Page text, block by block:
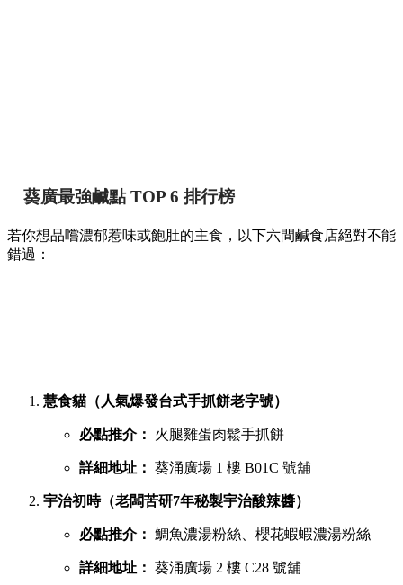
葵廣最強鹹點 TOP 6 排行榜
若你想品嚐濃郁惹味或飽肚的主食，以下六間鹹食店絕對不能
錯過：
慧食貓（人氣爆發台式手抓餅老字號）
必點推介： 火腿雞蛋肉鬆手抓餅
詳細地址： 葵涌廣場 1 樓 B01C 號舖
宇治初時（老闆苦研7年秘製宇治酸辣醬）
必點推介： 鯛魚濃湯粉絲、櫻花蝦蝦濃湯粉絲
詳細地址： 葵涌廣場 2 樓 C28 號舖